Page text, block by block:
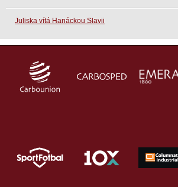
Juliska vítá Hanáckou Slavii